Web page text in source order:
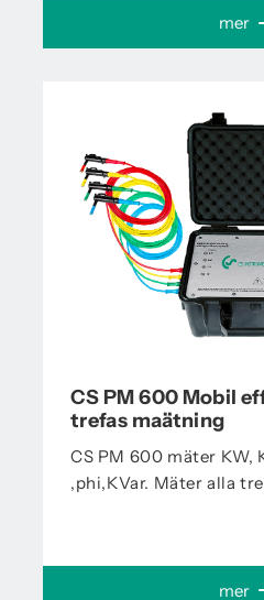
mer
CS PM 600 Mobil
trefas maätning
CS PM 600 mäter KW,
,phi,KVar. Mäter alla
mer